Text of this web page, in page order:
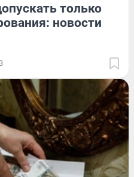
только
новости